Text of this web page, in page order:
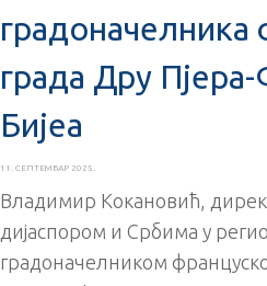
градоначелника
града Дру
Бијеа
11. СЕПТЕМБАР 2025.
Владимир Кокановић,
дијаспором и Србима у
градоначелником